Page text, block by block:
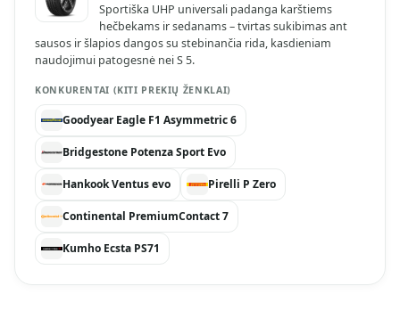
Sportiška UHP universali padanga karštiems
hečbekams ir sedanams – tvirtas sukibimas ant
sausos ir šlapios dangos su stebinančia rida, kasdieniam
naudojimui patogesnė nei S 5.
KONKURENTAI (KITI PREKIŲ ŽENKLAI)
Goodyear Eagle F1 Asymmetric 6
Bridgestone Potenza Sport Evo
Hankook Ventus evo Pirelli P Zero
Continental PremiumContact 7
Kumho Ecsta PS71